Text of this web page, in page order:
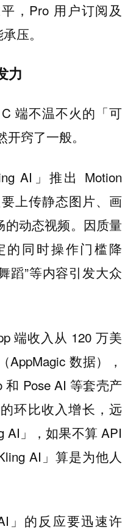
，Pro 用户订阅及
压。
力
端不温不火的「可
窍了一般。
AI」推出 Motion
上传静态图片、画
动态视频。因质量
的同时操作门槛降
蹈”等内容引发大众
端收入从 120 万美
AppMagic 数据），
Pose AI 等套壳产
环比收入增长，远
AI」，如果不算 API
AI」算是为他人
」的反应要迅速许